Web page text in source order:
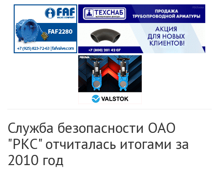
Служба безопасности ОАО
"РКС" отчиталась итогами за
2010 год